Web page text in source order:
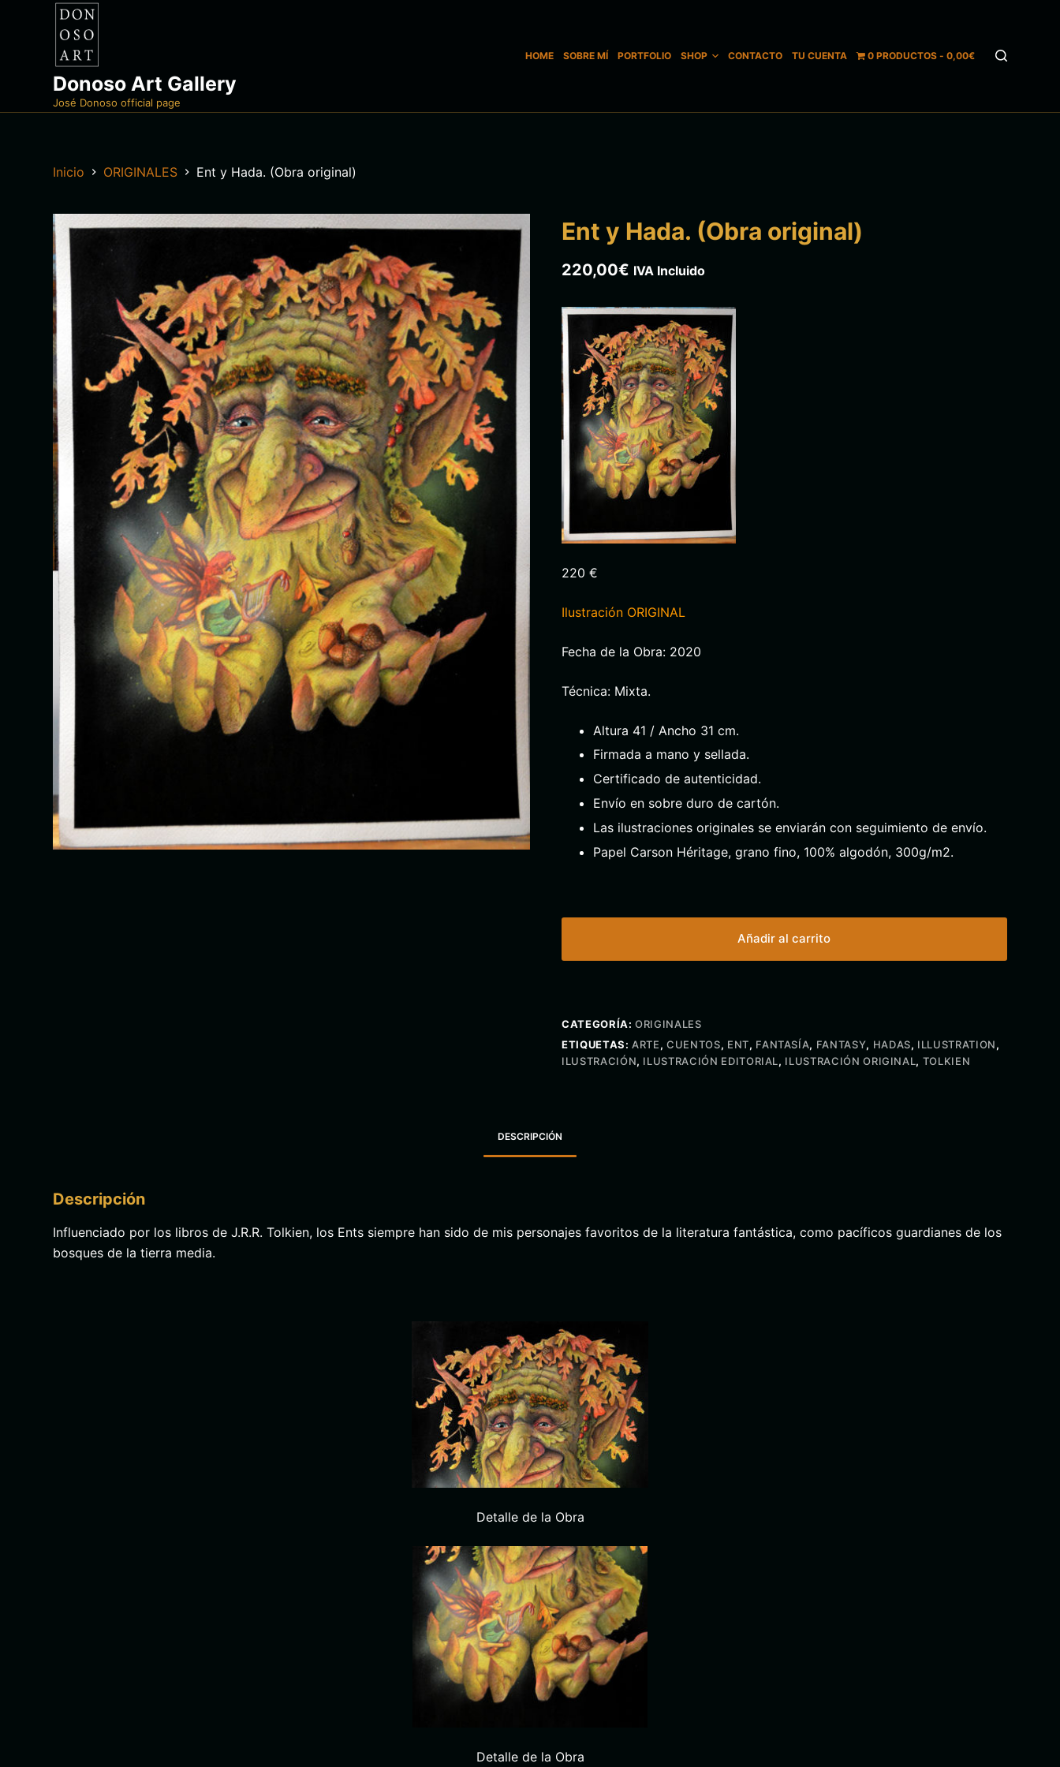
Donoso Art Gallery
José Donoso official page
HOME SOBRE MÍ PORTFOLIO SHOP CONTACTO TU CUENTA 0 PRODUCTOS 0,00€
Inicio ORIGINALES Ent y Hada. (Obra original)
Ent y Hada. (Obra original)
220,00€ IVA Incluido
220 €
Ilustración ORIGINAL
Fecha de la Obra: 2020
Técnica: Mixta.
Altura 41 / Ancho 31 cm.
Firmada a mano y sellada.
Certificado de autenticidad.
Envío en sobre duro de cartón.
Las ilustraciones originales se enviarán con seguimiento de envío.
Papel Carson Héritage, grano fino, 100% algodón, 300g/m2.
Añadir al carrito
CATEGORÍA:ORIGINALES
ETIQUETAS:ARTE,CUENTOS, ENT, FANTASÍA, FANTASY, HADAS, ILLUSTRATION,
ILUSTRACIÓN, ILUSTRACIÓN EDITORIAL, ILUSTRACIÓN ORIGINAL, TOLKIEN
DESCRIPCIÓN
Descripción
Influenciado por los libros de J.R.R. Tolkien, los Ents siempre han sido de mis personajes favoritos de la literatura fantástica, como pacíficos guardianes de los
bosques de la tierra media.
Detalle de la Obra
Detalle de la Obra